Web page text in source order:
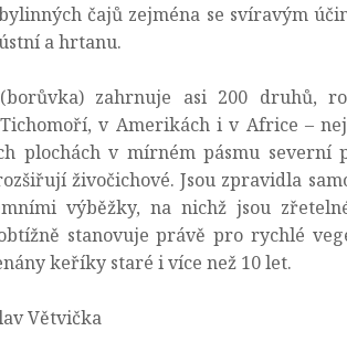
čajů zejména se svíravým
a hrtanu.
(borůvka) zahrnuje asi 200 druhů,
v Amerikách i v Africe –
plochách v mírném pásmu severní
živočichové. Jsou zpravidla
výběžky, na nichž jsou
stanovuje právě pro rychlé
keříky staré i více než 10 let.
Větvička